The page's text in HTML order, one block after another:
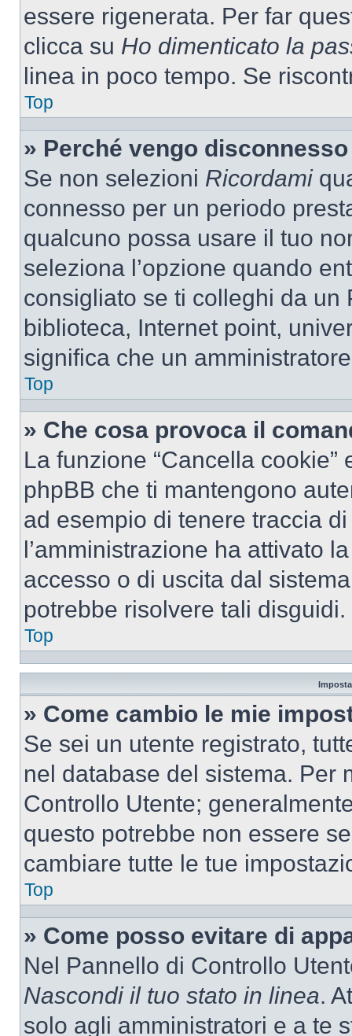
essere rigenerata. Per far
clicca su Ho dimenticato la
linea in poco tempo. Se
Top
» Perché vengo
Se non selezioni Ricordami
connesso per un periodo
qualcuno possa usare il tuo
seleziona l’opzione quando
consigliato se ti colleghi da un
biblioteca, Internet point,
significa che un
Top
» Che cosa provoca il
La funzione “Cancella
phpBB che ti mantengono
ad esempio di tenere traccia
l’amministrazione ha attivato
accesso o di uscita dal
potrebbe risolvere tali disguidi.
Top
» Come cambio le mie
Se sei un utente registrato,
nel database del sistema. Per
Controllo Utente;
questo potrebbe non essere
cambiare tutte le tue
Top
» Come posso evitare di
Nel Pannello di Controllo
Nascondi il tuo stato in linea.
solo agli amministratori e a te